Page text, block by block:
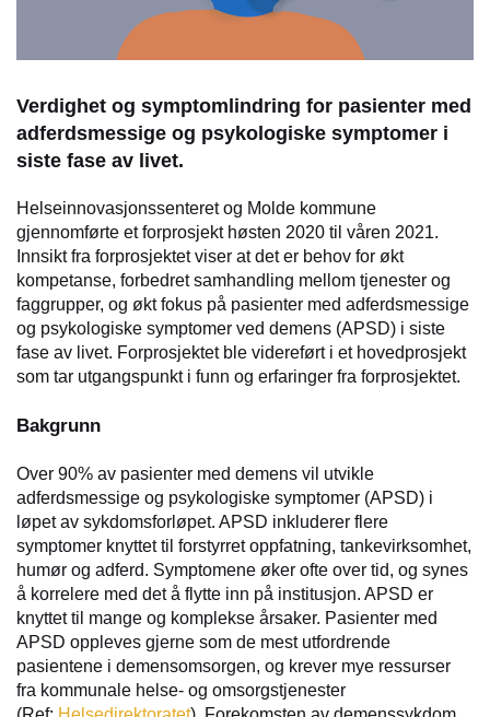
Verdighet og symptomlindring for pasienter med
adferdsmessige og psykologiske symptomer i
siste fase av livet.
Helseinnovasjonssenteret og Molde kommune
gjennomførte et forprosjekt høsten 2020 til våren 2021.
Innsikt fra forprosjektet viser at det er behov for økt
kompetanse, forbedret samhandling mellom tjenester og
faggrupper, og økt fokus på pasienter med adferdsmessige
og psykologiske symptomer ved demens (APSD) i siste
fase av livet. Forprosjektet ble videreført i et hovedprosjekt
som tar utgangspunkt i funn og erfaringer fra forprosjektet.
Bakgrunn
Over 90% av pasienter med demens vil utvikle
adferdsmessige og psykologiske symptomer (APSD) i
løpet av sykdomsforløpet. APSD inkluderer flere
symptomer knyttet til forstyrret oppfatning, tankevirksomhet,
humør og adferd. Symptomene øker ofte over tid, og synes
å korrelere med det å flytte inn på institusjon. APSD er
knyttet til mange og komplekse årsaker. Pasienter med
APSD oppleves gjerne som de mest utfordrende
pasientene i demensomsorgen, og krever mye ressurser
fra kommunale helse- og omsorgstjenester